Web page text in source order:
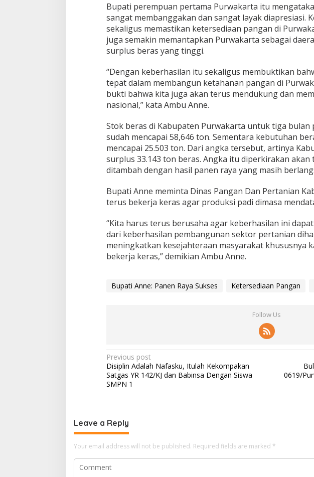
Bupati perempuan pertama Purwakarta itu
sangat membanggakan dan sangat layak diapresiasi.
sekaligus memastikan ketersediaan pangan di
juga semakin memantapkan Purwakarta sebagai
surplus beras yang tinggi.
“Dengan keberhasilan itu sekaligus membuktikan
tepat dalam membangun ketahanan pangan di
bukti bahwa kita juga akan terus mendukung dan
nasional,” kata Ambu Anne.
Stok beras di Kabupaten Purwakarta untuk tiga bulan
sudah mencapai 58,646 ton. Sementara kebutuhan
mencapai 25.503 ton. Dari angka tersebut, artinya
surplus 33.143 ton beras. Angka itu diperkirakan
ditambah dengan hasil panen raya yang masih
Bupati Anne meminta Dinas Pangan Dan Pertanian
terus bekerja keras agar produksi padi dimasa
“Kita harus terus berusaha agar keberhasilan ini
dari keberhasilan pembangunan sektor pertanian
meningkatkan kesejahteraan masyarakat khususnya
bekerja keras,” demikian Ambu Anne.
Bupati Anne: Panen Raya Sukses Ketersediaan Pangan
Follow Us
Post
navigation
Previous post
Disiplin Adalah Nafasku, Itulah Kekompakan
Satgas YR 142/KJ dan Babinsa Dengan Siswa
SMPN 1
0619/
Leave a Reply
Your email address will not be published. Required fields are marked *